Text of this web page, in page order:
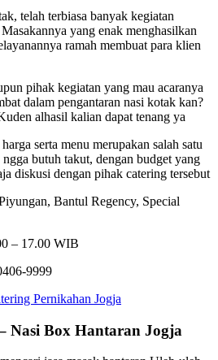
telah terbiasa banyak kegiatan
yang enak menghasilkan
ramah membuat para klien
pihak kegiatan yang mau acaranya
dalam pengantaran nasi kotak kan?
alhasil kalian dapat tenang ya
serta menu merupakan salah satu
butuh takut, dengan budget yang
diskusi dengan pihak catering tersebut
Bantul Regency, Special
– 17.00 WIB
9999
Pernikahan Jogja
Nasi Box Hantaran Jogja